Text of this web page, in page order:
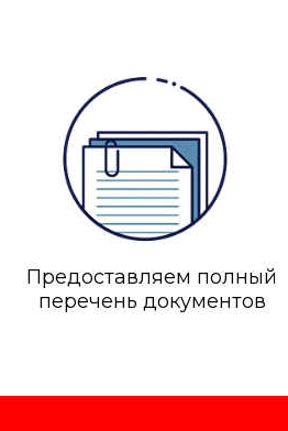
Предоставляем полный
перечень документов